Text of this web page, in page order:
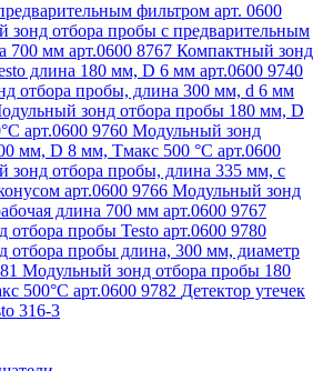
фильтром арт. 0600
зонд отбора пробы с предварительным
700 мм арт.0600 8767 Компактный зонд
длина 180 мм, D 6 мм арт.0600 9740
отбора пробы, длина 300 мм, d 6 мм
зонд отбора пробы 180 мм, D
арт.0600 9760 Модульный зонд
мм, D 8 мм, Tмакс 500 °C арт.0600
зонд отбора пробы, длина 335 мм, с
арт.0600 9766 Модульный зонд
длина 700 мм арт.0600 9767
пробы Testo арт.0600 9780
отбора пробы длина, 300 мм, диаметр
Модульный зонд отбора пробы 180
500°С арт.0600 9782 Детектор утечек
316-3